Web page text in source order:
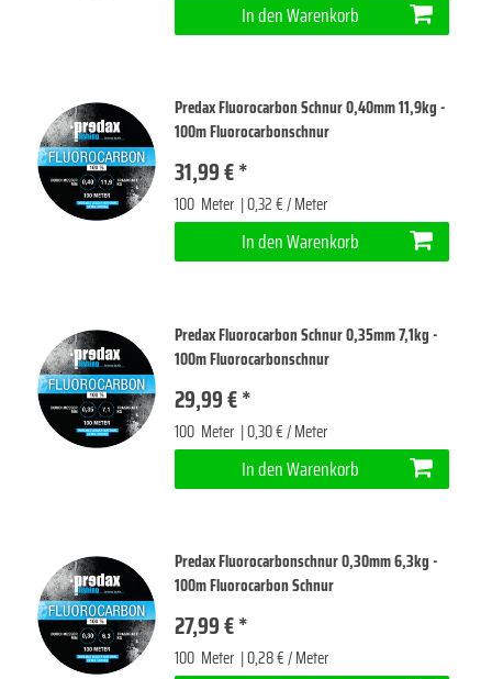
In den Warenkorb
Predax Fluorocarbon Schnur 0,40mm 11,9kg -
100m Fluorocarbonschnur
31,99 € *
100 Meter | 0,32 € / Meter
In den Warenkorb
Predax Fluorocarbon Schnur 0,35mm 7,1kg -
100m Fluorocarbonschnur
29,99 € *
100 Meter | 0,30 € / Meter
In den Warenkorb
Predax Fluorocarbonschnur 0,30mm 6,3kg -
100m Fluorocarbon Schnur
27,99 € *
100 Meter | 0,28 € / Meter